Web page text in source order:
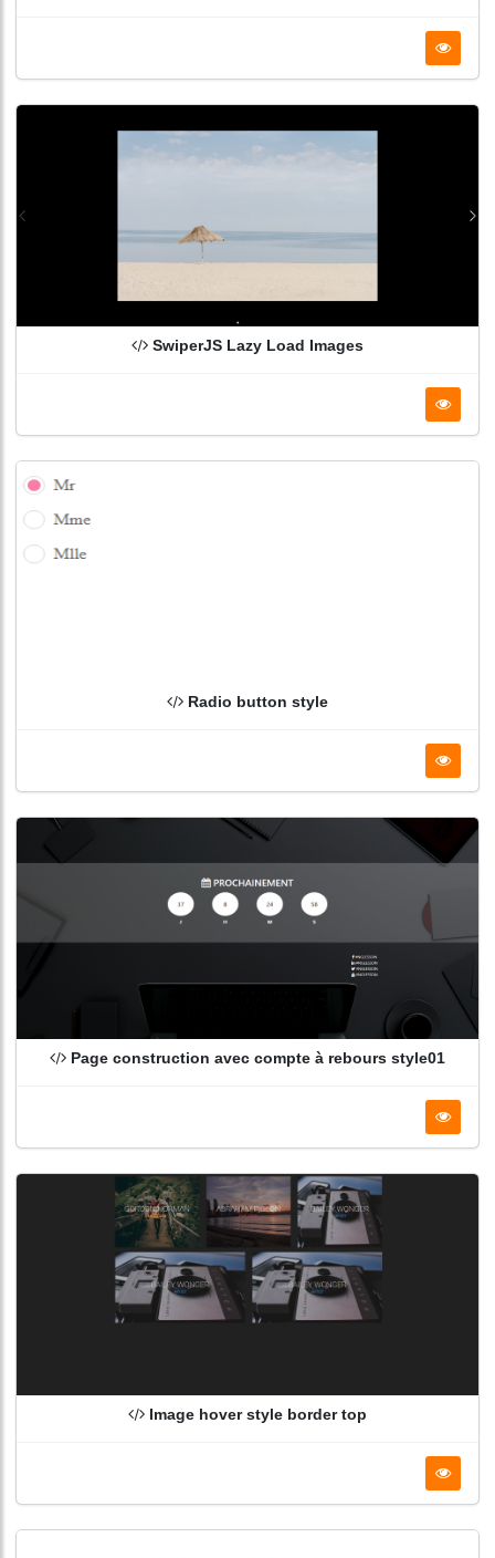
SwiperJS Lazy Load Images
Radio button style
Page construction avec compte à rebours style01
Image hover style border top